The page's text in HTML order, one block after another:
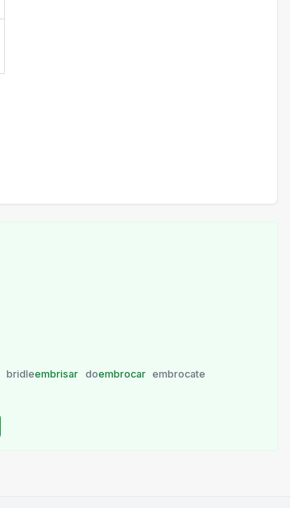
bridleembrisar doembrocar embrocate